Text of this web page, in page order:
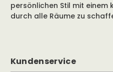
persönlichen Stil mit einem
durch alle Räume zu
Kundenservice